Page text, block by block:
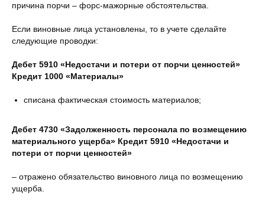
причина порчи – форс-мажорные обстоятельства.
Если виновные лица установлены, то в учете сделайте
следующие проводки:
Дебет 5910 «Недостачи и потери от порчи ценностей»
Кредит 1000 «Материалы»
списана фактическая стоимость материалов;
Дебет 4730 «Задолженность персонала по возмещению
материального ущерба» Кредит 5910 «Недостачи и
потери от порчи ценностей»
– отражено обязательство виновного лица по возмещению
ущерба.